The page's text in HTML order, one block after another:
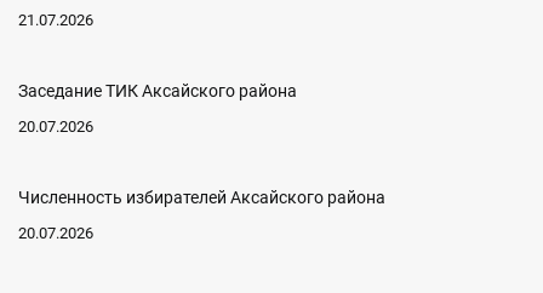
21.07.2026
Заседание ТИК Аксайского района
20.07.2026
Численность избирателей Аксайского района
20.07.2026